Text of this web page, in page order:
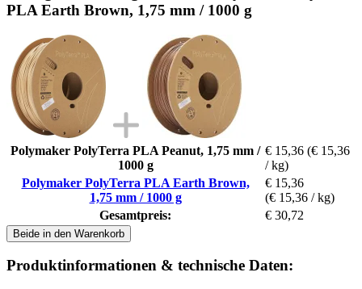
PLA Earth Brown, 1,75 mm / 1000 g
Polymaker PolyTerra PLA Peanut, 1,75 mm /
1000 g
€ 15,36 (€ 15,36
/ kg)
Polymaker PolyTerra PLA Earth Brown,
1,75 mm / 1000 g
€ 15,36
(€ 15,36 / kg)
Gesamtpreis:
€ 30,72
Beide in den Warenkorb
Produktinformationen & technische Daten: